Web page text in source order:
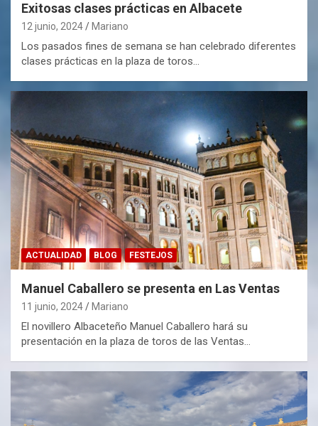
Exitosas clases prácticas en Albacete
12 junio, 2024 Mariano
Los pasados fines de semana se han celebrado diferentes
clases prácticas en la plaza de toros…
ACTUALIDAD BLOG FESTEJOS
Manuel Caballero se presenta en Las Ventas
11 junio, 2024 Mariano
El novillero Albaceteño Manuel Caballero hará su
presentación en la plaza de toros de las Ventas…